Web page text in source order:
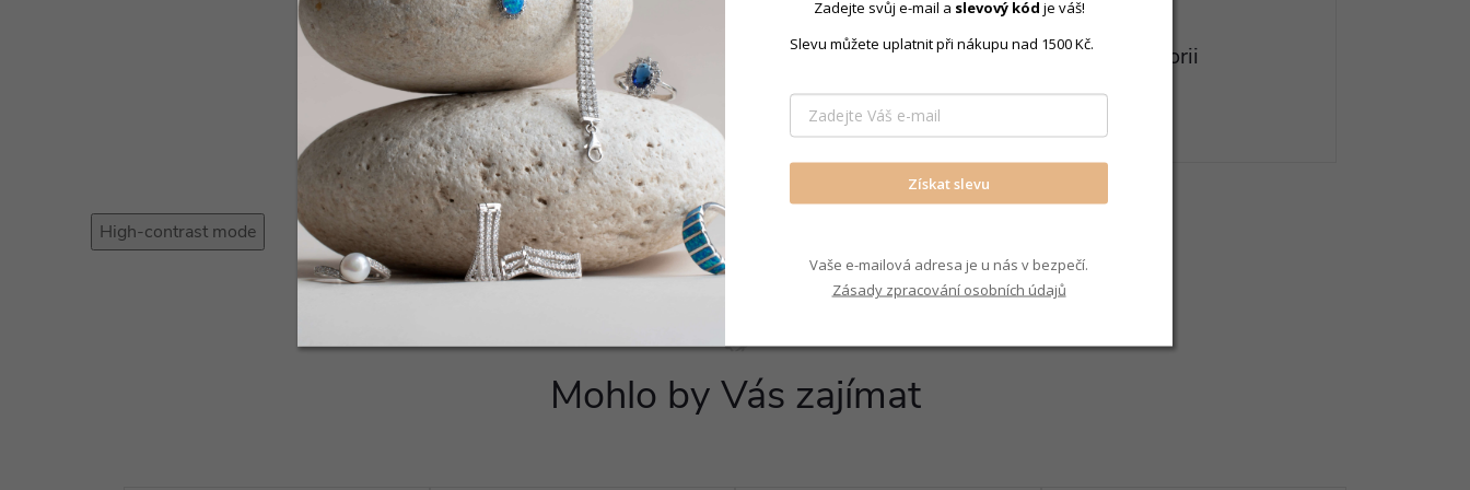
Produkt naleznete v této kategorii
Náušnice francouzské
High-contrast mode
Mohlo by Vás zajímat
Zadejte svůj e-mail a slevový kód je váš!
Slevu můžete uplatnit při nákupu nad 1500 Kč.
Získat slevu
Vaše e-mailová adresa je u nás v bezpečí.
Zásady zpracování osobních údajů